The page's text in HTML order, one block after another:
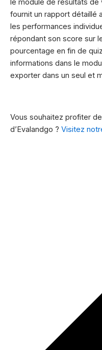
fournit un rapport détaillé
les performances
répondant son score sur
pourcentage en fin de
informations dans le
exporter dans un seul et
Vous souhaitez profiter
d’Evalandgo ? Visitez